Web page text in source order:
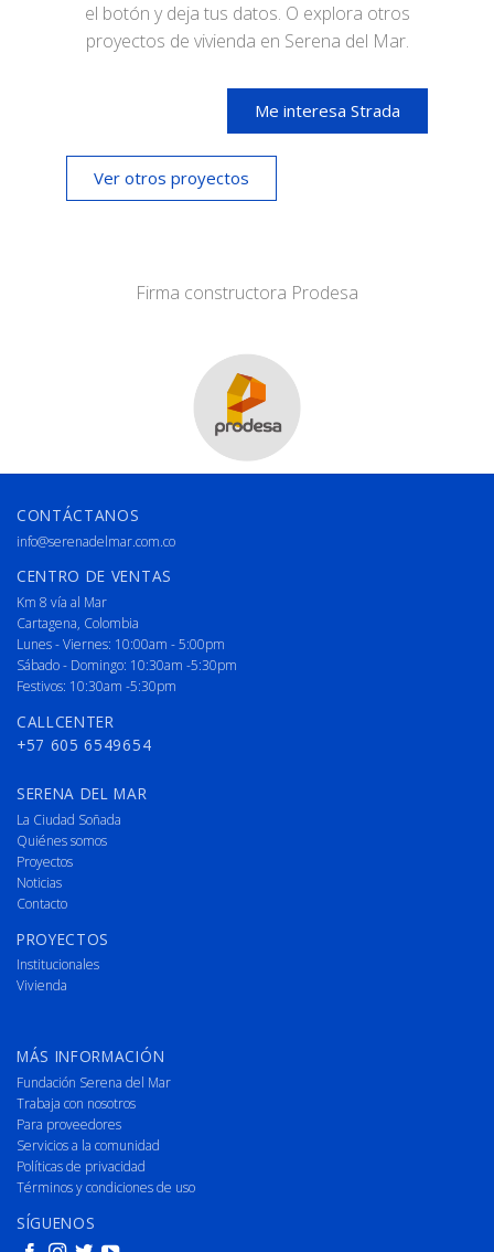
el botón y deja tus datos. O explora otros
proyectos de vivienda en Serena del Mar.
Me interesa Strada
Ver otros proyectos
Firma constructora Prodesa
CONTÁCTANOS
info@serenadelmar.com.co
CENTRO DE VENTAS
Km 8 vía al Mar
Cartagena, Colombia
Lunes - Viernes: 10:00am - 5:00pm
Sábado - Domingo: 10:30am -5:30pm
Festivos: 10:30am -5:30pm
CALLCENTER
+57 605 6549654
SERENA DEL MAR
La Ciudad Soñada
Quiénes somos
Proyectos
Noticias
Contacto
PROYECTOS
Institucionales
Vivienda
MÁS INFORMACIÓN
Fundación Serena del Mar
Trabaja con nosotros
Para proveedores
Servicios a la comunidad
Políticas de privacidad
Términos y condiciones de uso
SÍGUENOS